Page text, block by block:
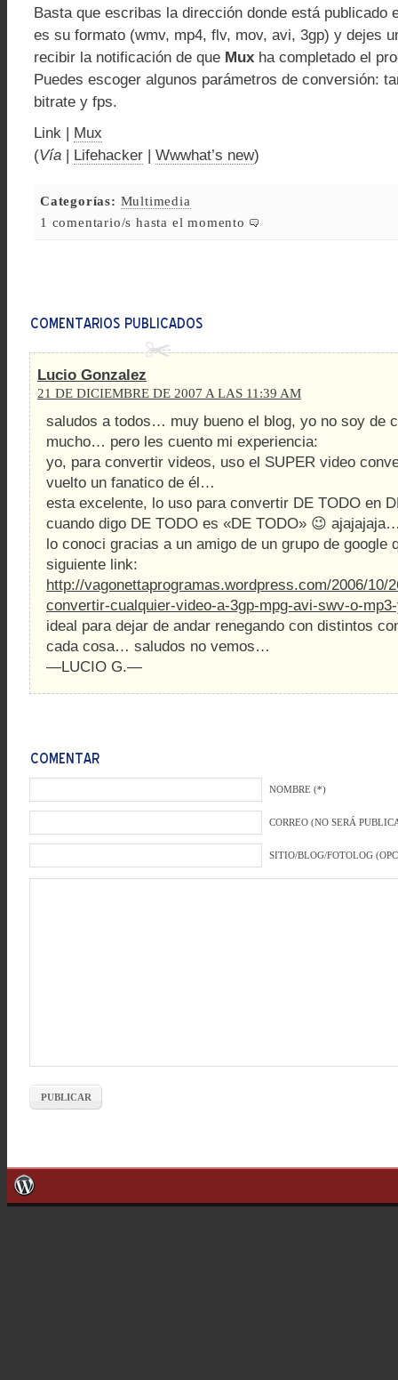
Basta que escribas la dirección donde está publicado
es su formato (wmv, mp4, flv, mov, avi, 3gp) y dejes
recibir la notificación de que Mux ha completado el
Puedes escoger algunos parámetros de conversión:
bitrate y fps.
Link | Mux
(Vía | Lifehacker | Wwwhat’s new)
Categorías: Multimedia
1 comentario/s hasta el momento
Lucio Gonzalez
21 DE DICIEMBRE DE 2007 A LAS 11:39 AM
saludos a todos… muy bueno el blog, yo no soy de
mucho… pero les cuento mi experiencia:
yo, para convertir videos, uso el SUPER video
vuelto un fanatico de él…
esta excelente, lo uso para convertir DE TODO en
cuando digo DE TODO es «DE TODO» 😉
lo conoci gracias a un amigo de un grupo de google
siguiente link:
http://vagonettaprogramas.wordpress.com/2006/10/
convertir-cualquier-video-a-3gp-mpg-avi-swv-o-
ideal para dejar de andar renegando con distintos
cada cosa… saludos no vemos…
—LUCIO G.—
NOMBRE (*)
CORREO (NO SERÁ
SITIO/BLOG/FOTOLOG